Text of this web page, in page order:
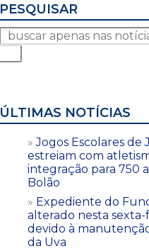
PESQUISAR
ÚLTIMAS NOTÍCIAS
Jogos Escolares de
estreiam com
integração para 750
Bolão
Expediente do
alterado nesta sexta-
devido à
da Uva